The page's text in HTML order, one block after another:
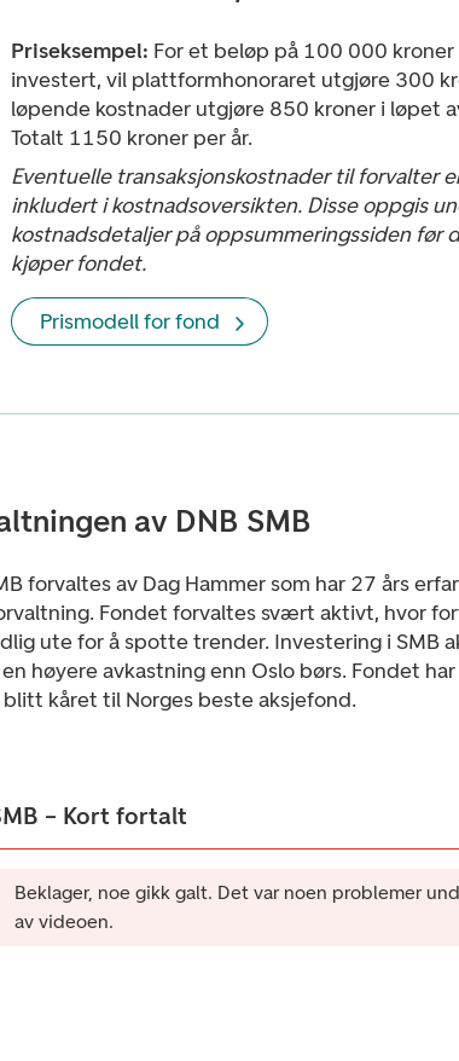
Priseksempel: For et beløp på 100 000 kroner
investert, vil plattformhonoraret utgjøre 300
løpende kostnader utgjøre 850 kroner i løpet
Totalt 1150 kroner per år.
Eventuelle transaksjonskostnader til forvalter
inkludert i kostnadsoversikten. Disse oppgis
kostnadsdetaljer på oppsummeringssiden før
kjøper fondet.
Prismodell for fond
av DNB SMB
forvaltes av Dag Hammer som har 27 års
Fondet forvaltes svært aktivt, hvor
ute for å spotte trender. Investering i SMB
høyere avkastning enn Oslo børs. Fondet
kåret til Norges beste aksjefond.
– Kort fortalt
Beklager, noe gikk galt. Det var noen problemer
av videoen.